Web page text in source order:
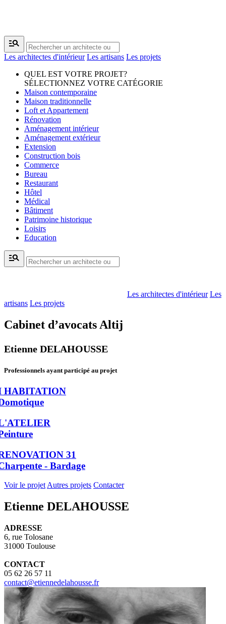
manage_search
Les architectes d'intérieur Les artisans Les projets
QUEL EST VOTRE PROJET?
SÉLECTIONNEZ VOTRE CATÉGORIE
Maison contemporaine
Maison traditionnelle
Loft et Appartement
Rénovation
Aménagement intérieur
Aménagement extérieur
Extension
Construction bois
Commerce
Bureau
Restaurant
Hôtel
Médical
Bâtiment
Patrimoine historique
Loisirs
Education
manage_search
Les architectes d'intérieur Les
artisans Les projets
Cabinet d’avocats Altij
Etienne DELAHOUSSE
Professionnels ayant participé au projet
HABITATION
31
- Bardage
Voir le projet Autres projets Contacter
Etienne DELAHOUSSE
ADRESSE
6, rue Tolosane
31000 Toulouse
CONTACT
05 62 26 57 11
contact@etiennedelahousse.fr